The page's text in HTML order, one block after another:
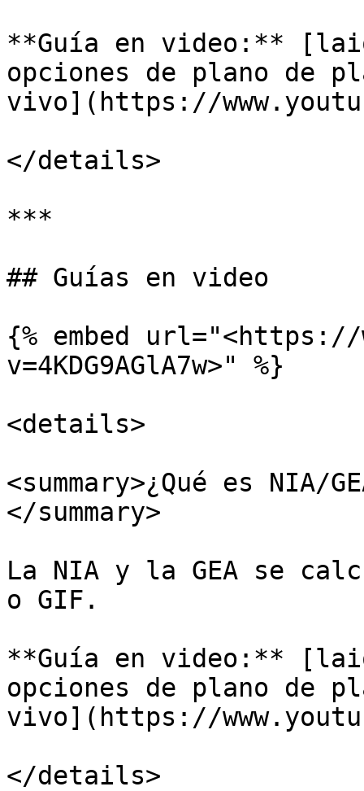
**Guía en video:**
opciones de plano de
vivo](https://
</details>
***
## Guías en video
{% embed url="<https://
v=4KDG9AGlA7w>" %}
<details>
<summary>¿Qué es NIA/
</summary>
La NIA y la GEA se
o GIF.
**Guía en video:**
opciones de plano de
vivo](https://
</details>